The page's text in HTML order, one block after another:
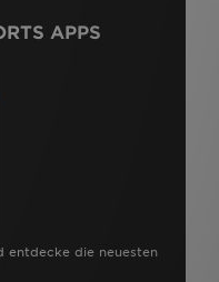
APPS
entdecke die neuesten